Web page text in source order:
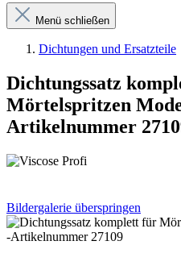
Menü schließen
Dichtungen und Ersatzteile
Dichtungssatz
Mörtelspritzen
Artikelnummer
Bildergalerie überspringen